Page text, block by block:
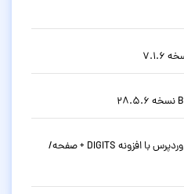
ورود و عضویت با شماره موبایل در وردپرس با افزونه DIGITS + صفحه/